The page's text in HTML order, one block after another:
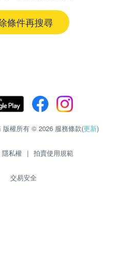
條件再搜尋
版權所有 © 2026 服務條款(更新)
隱私權 | 拍賣使用規範
交易安全